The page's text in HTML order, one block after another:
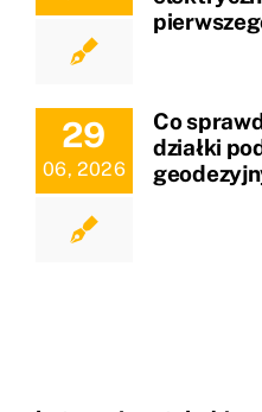
29
06, 2026
Co
działki